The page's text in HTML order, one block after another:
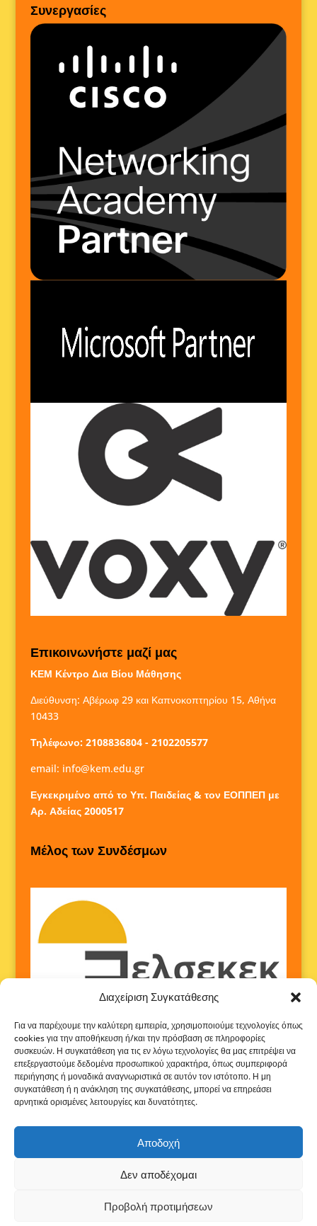
Διαχείριση Συγκατάθεσης
Για να παρέχουμε την καλύτερη εμπειρία, χρησιμοποιούμε τεχνολογίες όπως
cookies για την αποθήκευση ή/και την πρόσβαση σε πληροφορίες
συσκευών. Η συγκατάθεση για τις εν λόγω τεχνολογίες θα μας επιτρέψει να
επεξεργαστούμε δεδομένα προσωπικού χαρακτήρα, όπως συμπεριφορά
περιήγησης ή μοναδικά αναγνωριστικά σε αυτόν τον ιστότοπο. Η μη
συγκατάθεση ή η ανάκληση της συγκατάθεσης, μπορεί να επηρεάσει
αρνητικά ορισμένες λειτουργίες και δυνατότητες.
Αποδοχή
Δεν αποδέχομαι
Προβολή προτιμήσεων
Συνεργασίες
Επικοινωνήστε μαζί μας
ΚΕΜ Κέντρο Δια Βίου Μάθησης
Διεύθυνση: Αβέρωφ 29 και Καπνοκοπτηρίου 15, Αθήνα
10433
Τηλέφωνο: 2108836804 - 2102205577
email: info@kem.edu.gr
Εγκεκριμένο από το Υπ. Παιδείας & τον ΕΟΠΠΕΠ με
Αρ. Αδείας 2000517
Μέλος των Συνδέσμων